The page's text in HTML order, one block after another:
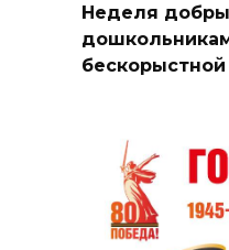
Неделя